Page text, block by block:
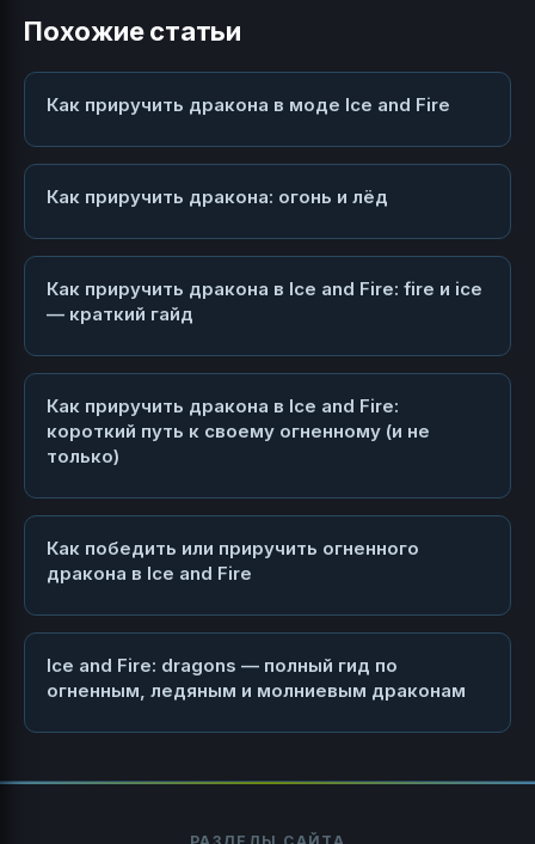
Похожие статьи
Как приручить дракона в моде Ice and Fire
Как приручить дракона: огонь и лёд
Как приручить дракона в Ice and Fire: fire и ice
— краткий гайд
Как приручить дракона в Ice and Fire:
короткий путь к своему огненному (и не
только)
Как победить или приручить огненного
дракона в Ice and Fire
Ice and Fire: dragons — полный гид по
огненным, ледяным и молниевым драконам